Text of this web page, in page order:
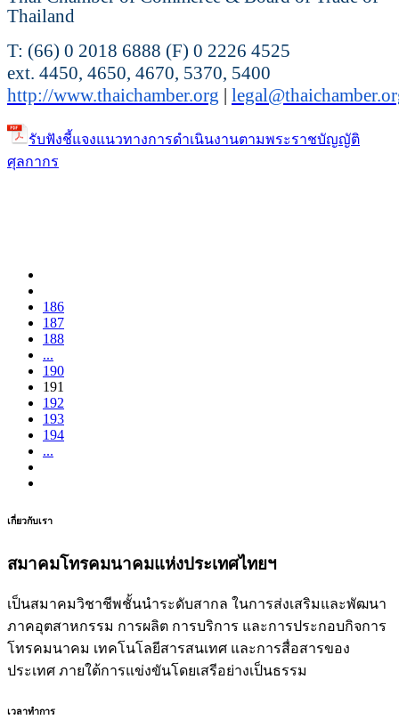
Thailand
T: (66) 0 2018 6888 (F) 0 2226 4525
ext. 4450, 4650, 4670, 5370, 5400
http://www.thaichamber.org |
รับฟังชี้แจงแนวทางการดำเนินงานตามพระราชบัญญัติ
ศุลกากร
186
187
188
...
190
191
192
193
194
...
เกี่ยวกับเรา
สมาคมโทรคมนาคมแห่งประเทศไทยฯ
เป็นสมาคมวิชาชีพชั้นนำระดับสากล ในการส่งเสริมและพัฒนา
ภาคอุตสาหกรรม การผลิต การบริการ และการประกอบกิจการ
โทรคมนาคม เทคโนโลยีสารสนเทศ และการสื่อสารของ
ประเทศ ภายใต้การแข่งขันโดยเสรีอย่างเป็นธรรม
เวลาทำการ